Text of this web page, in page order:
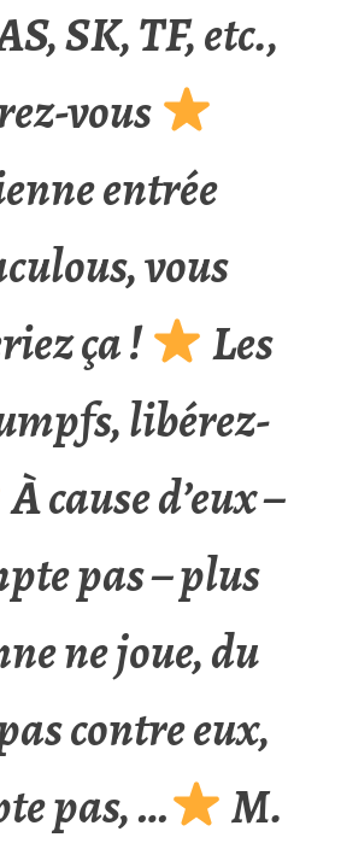
SK, TF, etc.,
vous
entrée
vous
ça !
Les
libérez-
À cause d’eux –
pas – plus
ne joue, du
contre eux,
pas, …
M.